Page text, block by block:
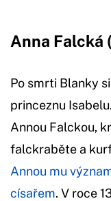
Anna Falcká
Po smrti Blanky
princeznu
Annou Falckou,
falckraběte a
Annou mu
císařem. V roce